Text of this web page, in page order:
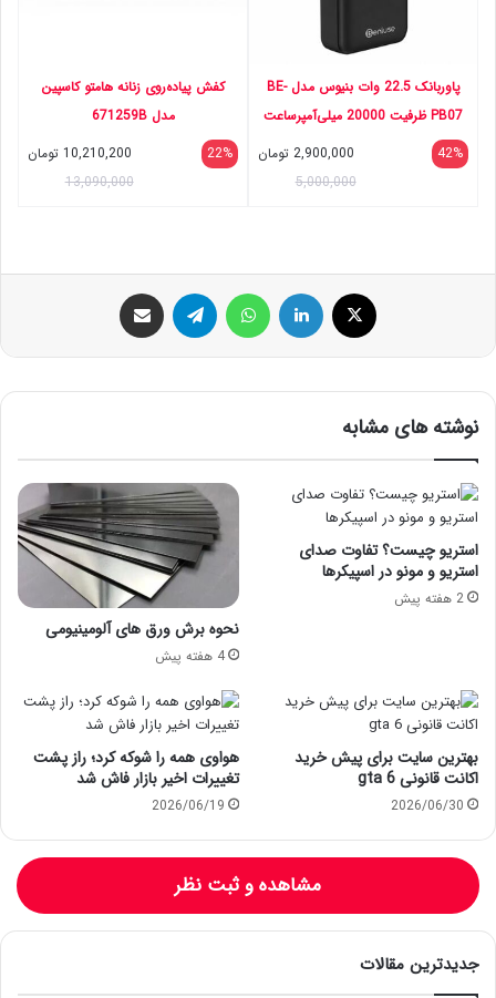
پاوربانک 22.5 وات بنیوس مدل BE-
PB07 ظرفیت 20000 میلی‌آمپرساعت
42%
2,900,000 تومان
5,000,000
کفش پیاده‌روی زنانه هامتو کاسپین
مدل 671259B
22%
10,210,200 تومان
13,090,000
ایکس لینکداین تلگرام
نوشته های مشابه
استریو چیست؟ تفاوت صدای
استریو و مونو در اسپیکرها
2 هفته پیش
نحوه برش ورق های آلومینیومی
4 هفته پیش
بهترین سایت برای پیش خرید
اکانت قانونی gta 6
2026/06/30
هواوی همه را شوکه کرد؛ راز پشت
تغییرات اخیر بازار فاش شد
2026/06/19
مشاهده و ثبت نظر
جدیدترین مقالات